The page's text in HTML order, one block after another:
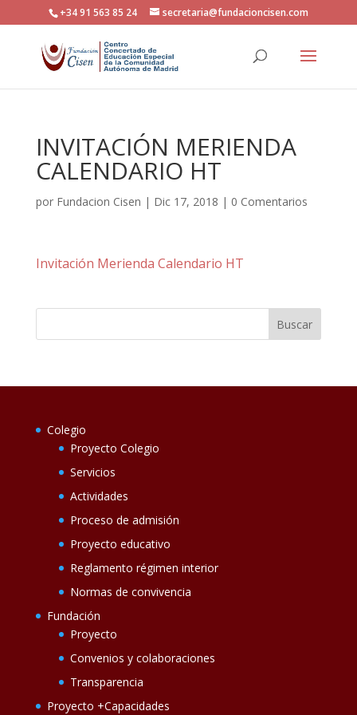
+34 91 563 85 24 secretaria@fundacioncisen.com
INVITACIÓN MERIENDA
CALENDARIO HT
por Fundacion Cisen | Dic 17, 2018 | 0 Comentarios
Invitación Merienda Calendario HT
Colegio
Proyecto Colegio
Servicios
Actividades
Proceso de admisión
Proyecto educativo
Reglamento régimen interior
Normas de convivencia
Fundación
Proyecto
Convenios y colaboraciones
Transparencia
Proyecto +Capacidades